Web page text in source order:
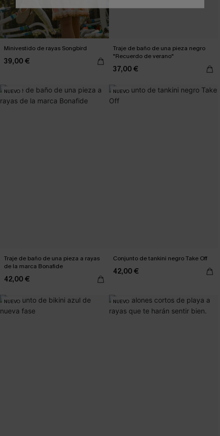
Minivestido de rayas Songbird
39,00 €
Traje de baño de una pieza negro
"Recuerdo de verano"
37,00 €
NUEVO
Traje de baño de una pieza a rayas
de la marca Bonafide
42,00 €
NUEVO
Conjunto de tankini negro Take Off
42,00 €
NUEVO NUEVO